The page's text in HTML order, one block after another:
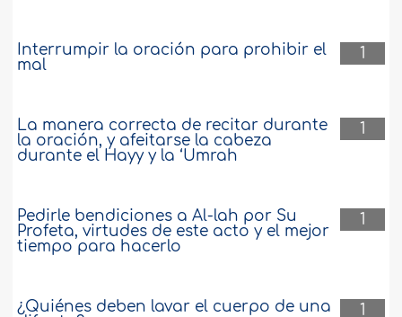
1
Interrumpir la oración para prohibir el
mal
1
La manera correcta de recitar durante
la oración, y afeitarse la cabeza
durante el Hayy y la ‘Umrah
1
Pedirle bendiciones a Al-lah por Su
Profeta, virtudes de este acto y el mejor
tiempo para hacerlo
1
¿Quiénes deben lavar el cuerpo de una